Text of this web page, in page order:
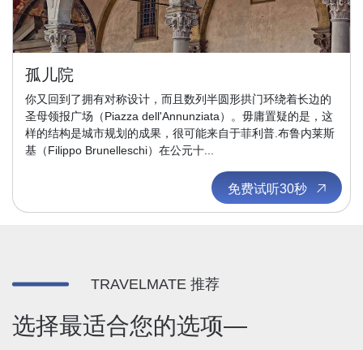
孤儿院
你又回到了拥有对称设计，而且数列半圆形拱门环绕着长边的
圣母领报广场（Piazza dell'Annunziata）。毋庸置疑的是，这
样的结构是城市规划的成果，很可能来自于菲利普.布鲁内莱斯
基（Filippo Brunelleschi）在公元十...
免费试听30秒
TRAVELMATE 推荐
选择最适合您的选项—